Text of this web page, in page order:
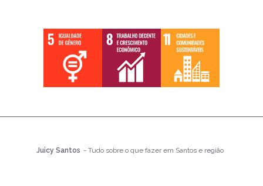
Juicy Santos - Tudo sobre o que fazer em Santos e região